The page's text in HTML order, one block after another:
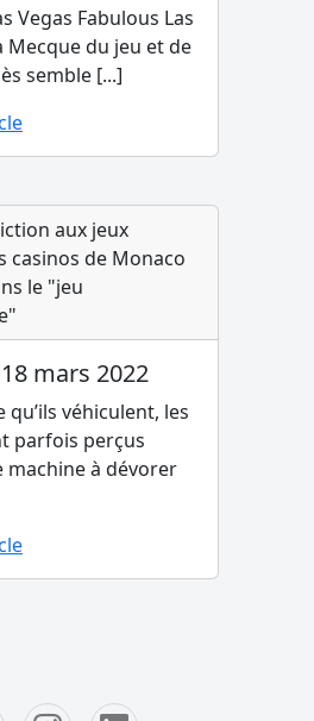
Vegas Fabulous Las
Mecque du jeu et de
semble [...]
aux jeux
casinos de Monaco
le "jeu
mars 2022
qu’ils véhiculent, les
parfois perçus
machine à dévorer